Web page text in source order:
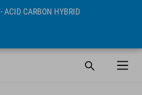
- ACID CARBON HYBRID